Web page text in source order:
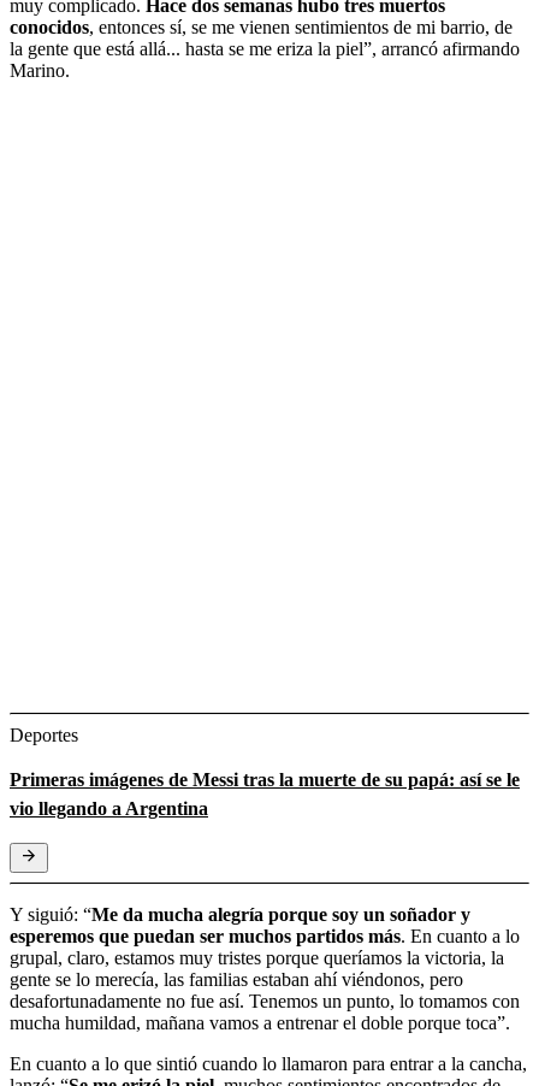
muy complicado. Hace dos semanas hubo tres muertos
conocidos, entonces sí, se me vienen sentimientos de mi barrio, de
la gente que está allá... hasta se me eriza la piel”, arrancó afirmando
Marino.
Deportes
Primeras imágenes de Messi tras la muerte de su papá: así se le
vio llegando a Argentina
Y siguió: “Me da mucha alegría porque soy un soñador y
esperemos que puedan ser muchos partidos más. En cuanto a lo
grupal, claro, estamos muy tristes porque queríamos la victoria, la
gente se lo merecía, las familias estaban ahí viéndonos, pero
desafortunadamente no fue así. Tenemos un punto, lo tomamos con
mucha humildad, mañana vamos a entrenar el doble porque toca”.
En cuanto a lo que sintió cuando lo llamaron para entrar a la cancha,